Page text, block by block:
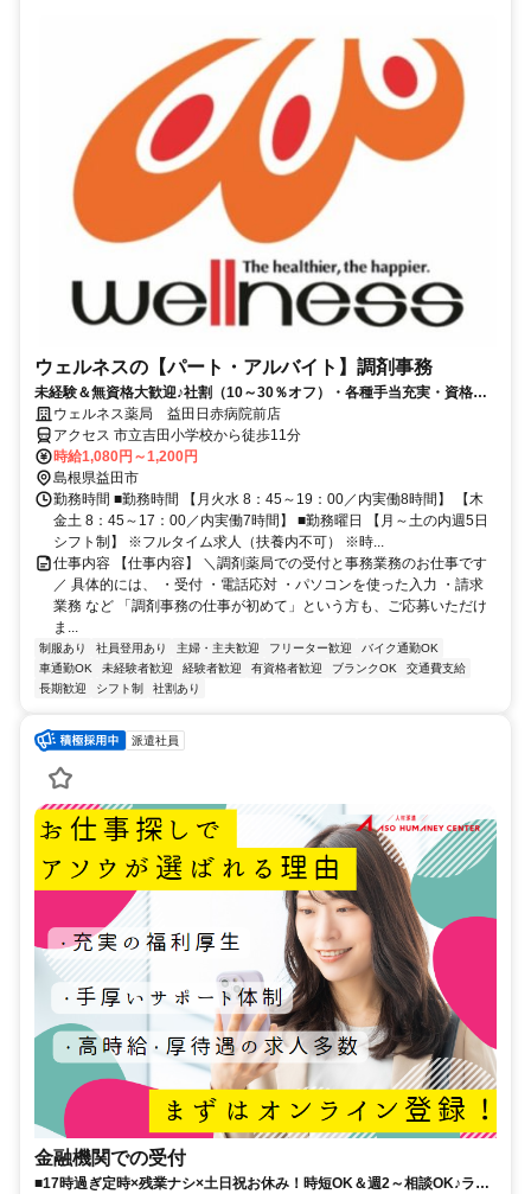
ウェルネスの【パート・アルバイト】調剤事務
未経験＆無資格大歓迎♪社割（10～30％オフ）・各種手当充実・資格取
得支援など特典もりだくさん！
ウェルネス薬局 益田日赤病院前店
アクセス 市立吉田小学校から徒歩11分
時給1,080円～1,200円
島根県益田市
勤務時間 ■勤務時間 【月火水 8：45～19：00／内実働8時間】 【木
金土 8：45～17：00／内実働7時間】 ■勤務曜日 【月～土の内週5日
シフト制】 ※フルタイム求人（扶養内不可） ※時...
仕事内容 【仕事内容】 ＼調剤薬局での受付と事務業務のお仕事です
／ 具体的には、 ・受付 ・電話応対 ・パソコンを使った入力 ・請求
業務 など 「調剤事務の仕事が初めて」という方も、ご応募いただけ
ま...
制服あり 社員登用あり 主婦・主夫歓迎 フリーター歓迎
バイク通勤OK
車通勤OK
未経験者歓迎 経験者歓迎 有資格者歓迎 ブランクOK
交通費支給
長期歓迎
シフト制 社割あり
派遣社員
金融機関での受付
■17時過ぎ定時×残業ナシ×土日祝お休み！時短OK＆週2～相談OK♪ライ